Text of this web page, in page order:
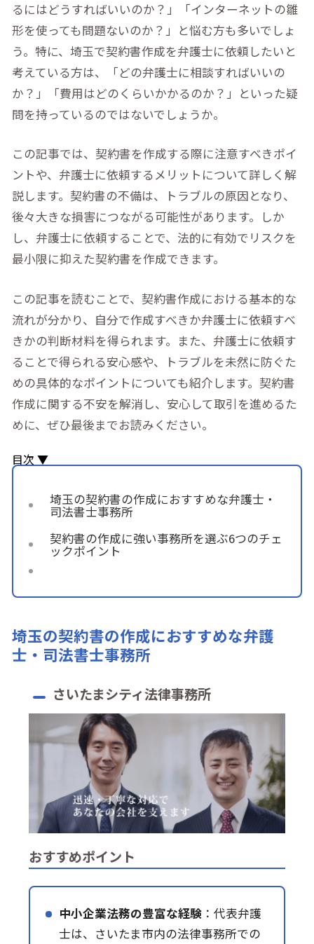
るにはどうすればいいのか？」「インターネットの雛
形を使っても問題ないのか？」と悩む方も多いでしょ
う。特に、埼玉で契約書作成を弁護士に依頼したいと
考えている方は、「どの弁護士に相談すればいいの
か？」「費用はどのくらいかかるのか？」といった疑
問を持っているのではないでしょうか。
この記事では、契約書を作成する際に注意すべきポイ
ントや、弁護士に依頼するメリットについて詳しく解
説します。契約書の不備は、トラブルの原因となり、
後々大きな損害につながる可能性があります。しか
し、弁護士に依頼することで、法的に有効でリスクを
最小限に抑えた契約書を作成できます。
この記事を読むことで、契約書作成における基本的な
流れが分かり、自分で作成すべきか弁護士に依頼すべ
きかの判断材料を得られます。また、弁護士に依頼す
ることで得られる安心感や、トラブルを未然に防ぐた
めの具体的なポイントについても紹介します。契約書
作成に関する不安を解消し、安心して取引を進めるた
めに、ぜひ最後までお読みください。
目次 ▼
埼玉の契約書の作成におすすめな弁護士・
司法書士事務所
契約書の作成に強い事務所を選ぶ6つのチェ
ックポイント
埼玉の契約書の作成におすすめな弁護
士・司法書士事務所
さいたまシティ法律事務所
おすすめポイント
中小企業法務の豊富な経験：代表弁護
士は、さいたま市内の法律事務所での